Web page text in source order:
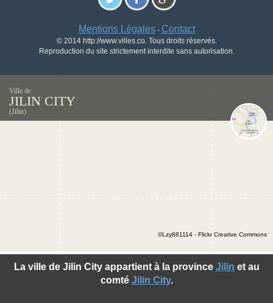
Mentions Légales- Contact
© 2014 http://www.villes.co. Tous droits réservés.
Reproduction du site strictement interdite sans autorisation.
Ville de
JILIN CITY
(Jilin)
La ville de Jilin City appartient à la province Jilin et au
comté Jilin City.
©Lzy881114 - Flickr Creative Commons